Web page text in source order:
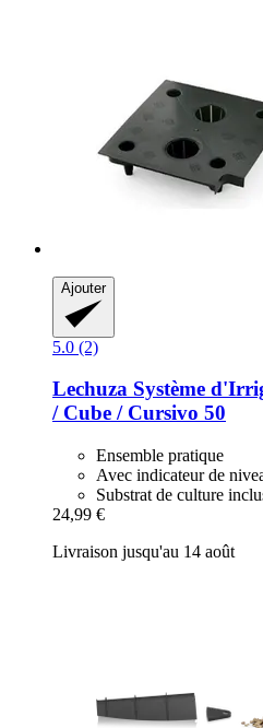
Ajouter
5.0 (2)
Lechuza Système
/ Cube / Cursivo 50
Ensemble pratique
Avec indicateur de
Substrat de culture
24,99 €
Livraison jusqu'au 14 août